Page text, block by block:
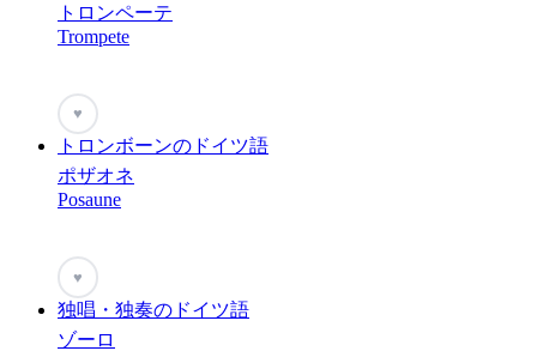
トロンペーテ
Trompete
♥
トロンボーンのドイツ語
ポザオネ
Posaune
♥
独唱・独奏のドイツ語
ゾーロ